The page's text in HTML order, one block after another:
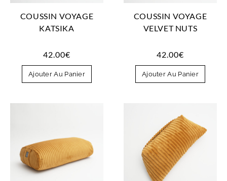
COUSSIN VOYAGE
KATSIKA
42.00€
Ajouter Au Panier
COUSSIN VOYAGE
VELVET NUTS
42.00€
Ajouter Au Panier